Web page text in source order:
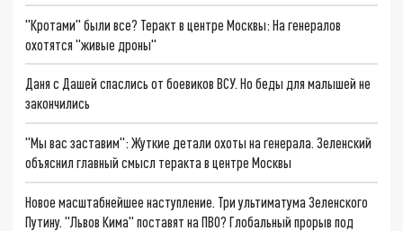
"Кротами" были все? Теракт в центре Москвы: На генералов
охотятся "живые дроны"
Даня с Дашей спаслись от боевиков ВСУ. Но беды для малышей не
закончились
"Мы вас заставим": Жуткие детали охоты на генерала. Зеленский
объяснил главный смысл теракта в центре Москвы
Новое масштабнейшее наступление. Три ультиматума Зеленского
Путину. "Львов Кима" поставят на ПВО? Глобальный прорыв под